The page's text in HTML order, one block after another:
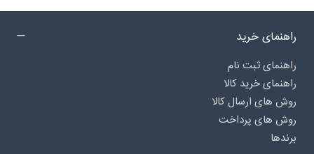
راهنمای خرید
راهنمای ثبت نام
راهنمای خرید کالا
روش های ارسال کالا
روش های پرداخت
برندها